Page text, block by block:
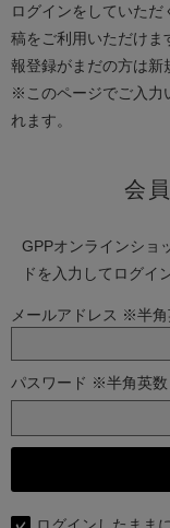
ログインをしていた
稿をご利用いただけま
報登録がまだの方は新
※このページでご入力
れます。
会
GPPオンラインショ
ドを入力してログイ
メールアドレス ※半角
パスワード ※半角英
ログインしたまま